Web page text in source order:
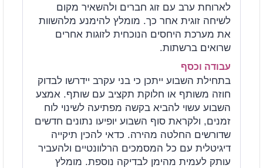
לארוחת ערב עם זוג חברים ולהשאיר מקום
לשיחה זוגית אחר כך. מומלץ להימנע מלהשוות
את מערכת היחסים הנוכחית לזוגות אחרים
שרואים ברשתות.
עבודה וכסף
בתחילת השבוע ייתכן כי בני עקרב יידרשו לבדוק
חוזה משותף או חלוקת תקציב עם שותף. אמצע
השבוע עשוי להביא בקשה מפתיעה לשינוי לוח
זמנים, ולקראת סוף השבוע יופיעו נתונים חדשים
שדורשים החלטה מהירה. כדאי להכין תיקייה
דיגיטלית עם כל המסמכים הרלוונטיים ולהעביר
עותק לעמית מהימן לבדיקה נוספת. מומלץ